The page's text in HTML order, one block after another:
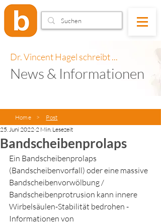
Dr. Vincent Hagel schreibt ...
News & Informationen
Home > Post
Bandscheibenprolaps
25. Juni 2022 2 Min. Lesezeit
Ein Bandscheibenprolaps
(Bandscheibenvorfall) oder eine massive
Bandscheibenvorwölbung /
Bandscheibenprotrusion kann innere
Wirbelsäulen-Stabilität bedrohen -
Informationen von